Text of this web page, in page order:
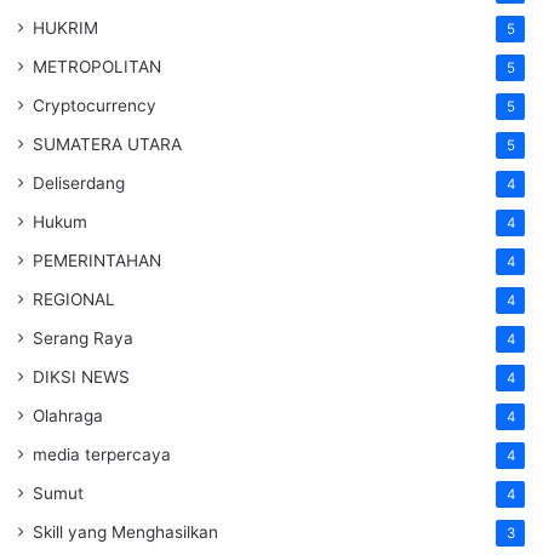
HUKRIM 5
METROPOLITAN 5
Cryptocurrency 5
SUMATERA UTARA 5
Deliserdang 4
Hukum 4
PEMERINTAHAN 4
REGIONAL 4
Serang Raya 4
DIKSI NEWS 4
Olahraga 4
media terpercaya 4
Sumut 4
Skill yang Menghasilkan 3